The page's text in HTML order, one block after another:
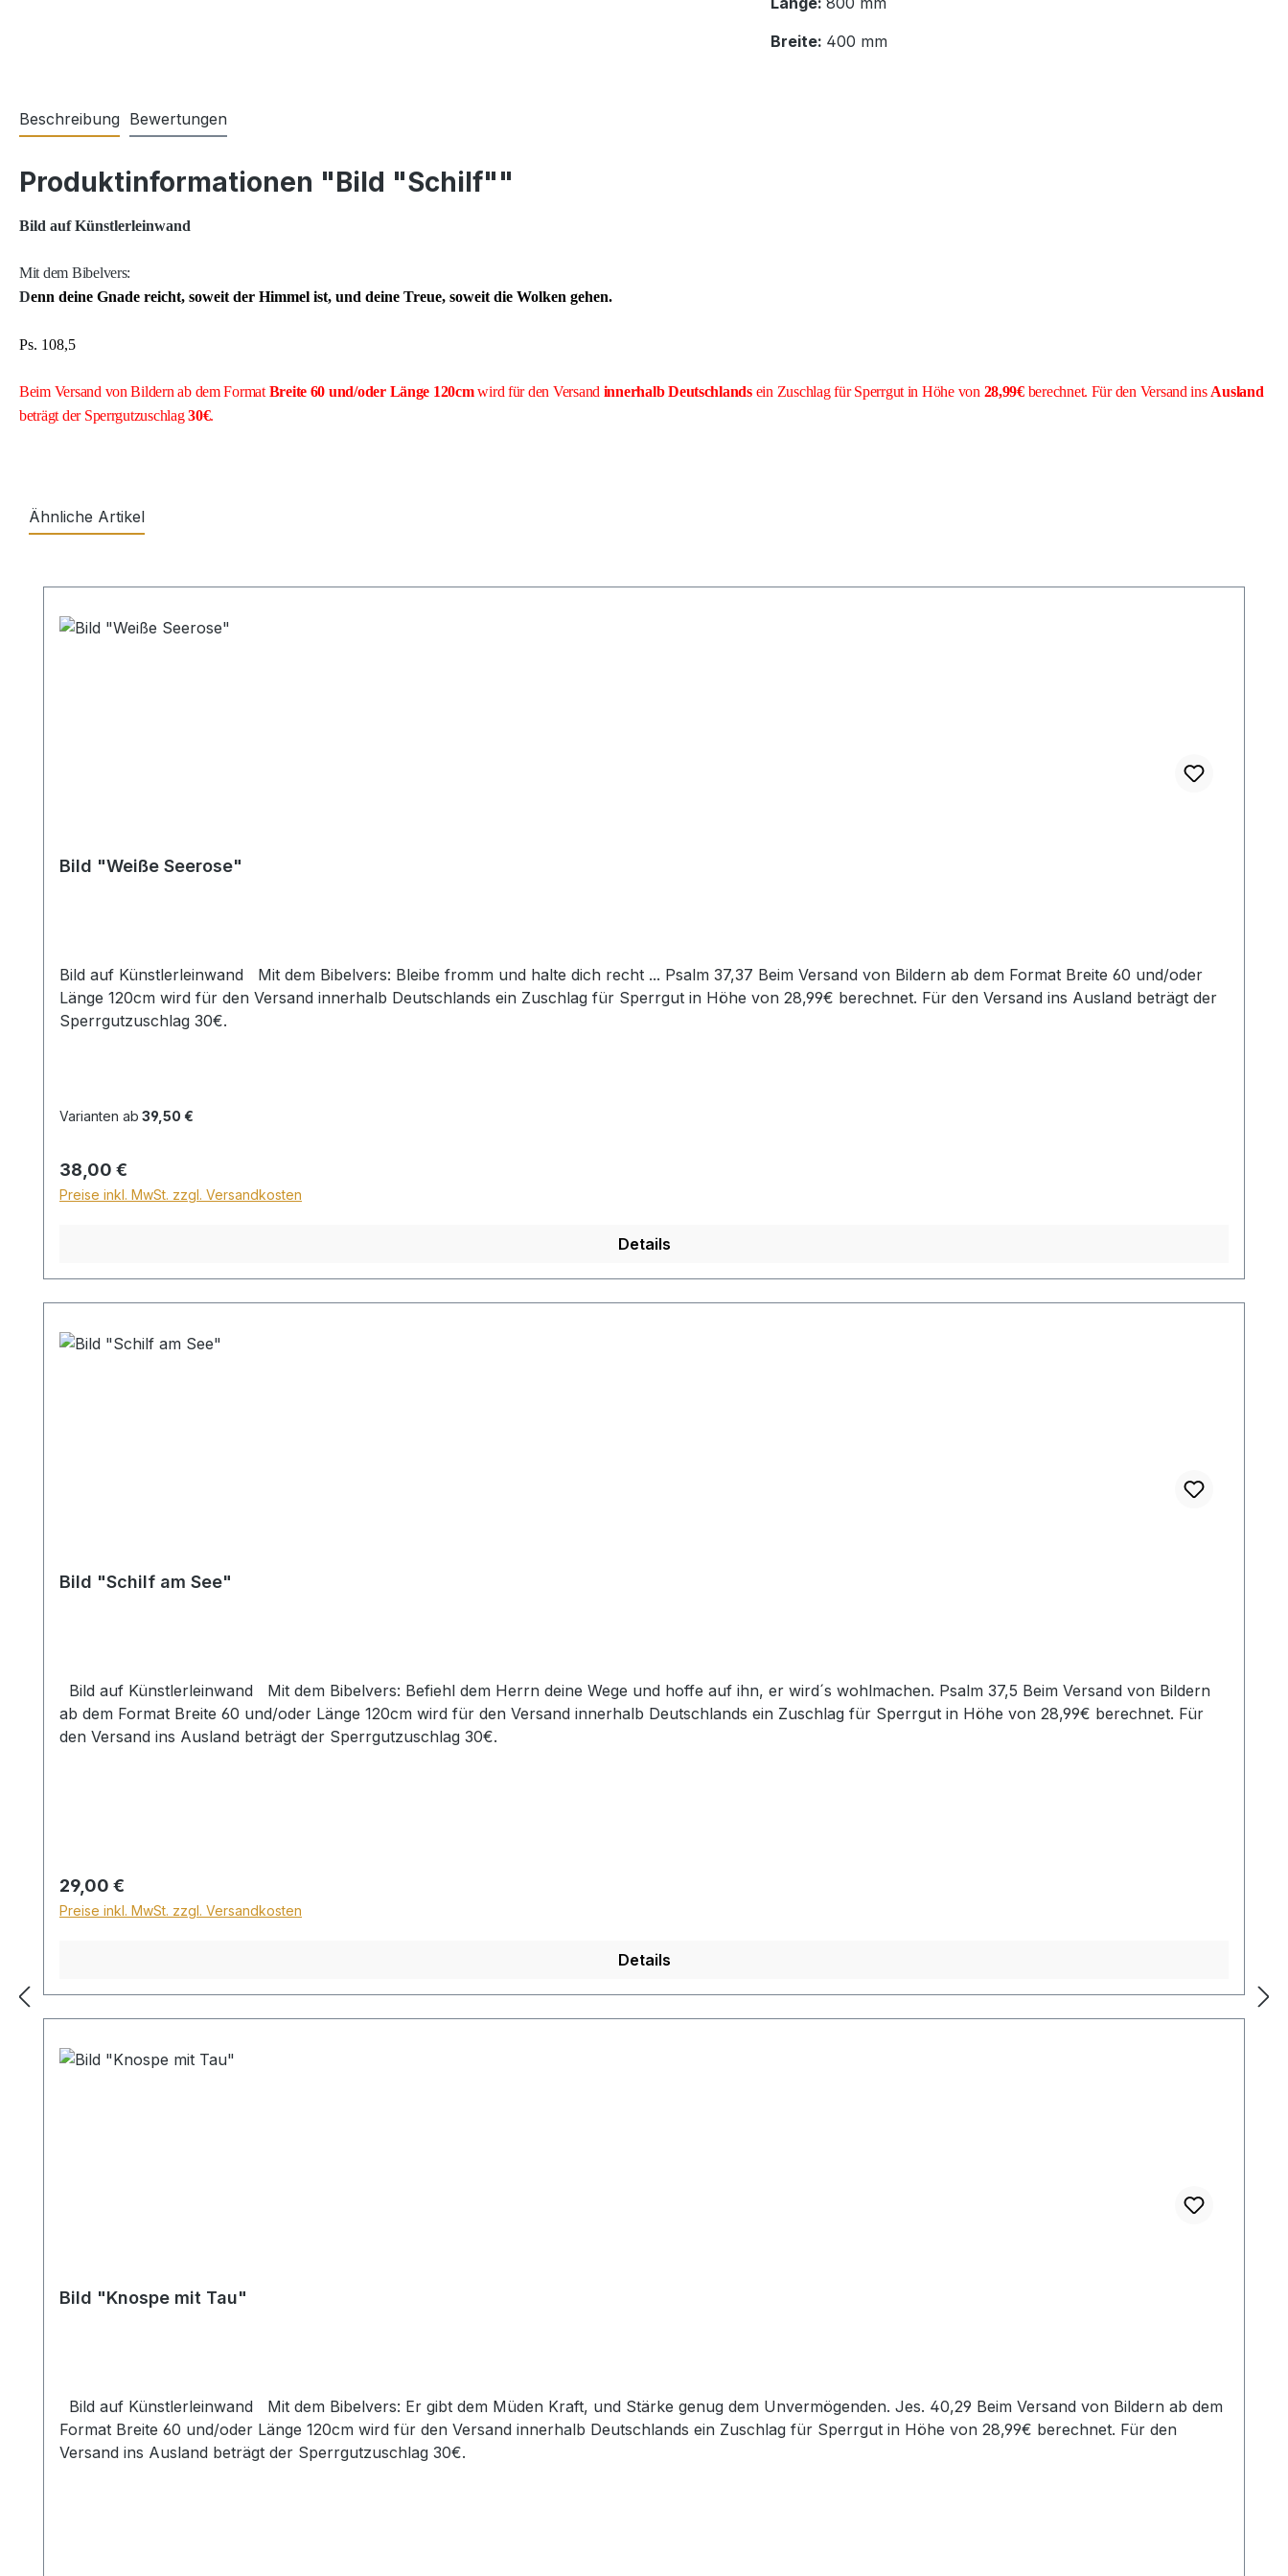
Breite: 400 mm
Beschreibung Bewertungen
Produktinformationen "Bild "Schilf""
Bild auf Künstlerleinwand
Mit dem Bibelvers:
Denn deine Gnade reicht, soweit der Himmel ist, und deine Treue, soweit die Wolken gehen.
Ps. 108,5
Beim Versand von Bildern ab dem Format Breite 60 und/oder Länge 120cmwird für den Versand innerhalb Deutschlandsein Zuschlag für Sperrgut in Höhe von 28,99€berechnet. Für den Versand ins Ausland
beträgt der Sperrgutzuschlag30€.
Ähnliche Artikel
Bild "Weiße Seerose"
Bild auf Künstlerleinwand Mit dem Bibelvers: Bleibe fromm und halte dich recht ... Psalm 37,37 Beim Versand von Bildern ab dem Format Breite 60 und/oder
Länge 120cm wird für den Versand innerhalb Deutschlands ein Zuschlag für Sperrgut in Höhe von 28,99€ berechnet. Für den Versand ins Ausland beträgt der
Sperrgutzuschlag 30€.
Varianten ab 39,50 €
Regulärer Preis:
38,00 €
Preise inkl. MwSt. zzgl. Versandkosten
Details
Bild "Schilf am See"
Bild auf Künstlerleinwand Mit dem Bibelvers: Befiehl dem Herrn deine Wege und hoffe auf ihn, er wird´s wohlmachen. Psalm 37,5 Beim Versand von Bildern
ab dem Format Breite 60 und/oder Länge 120cm wird für den Versand innerhalb Deutschlands ein Zuschlag für Sperrgut in Höhe von 28,99€ berechnet. Für
den Versand ins Ausland beträgt der Sperrgutzuschlag 30€.
Regulärer Preis:
29,00 €
Preise inkl. MwSt. zzgl. Versandkosten
Details
Bild "Knospe mit Tau"
Bild auf Künstlerleinwand Mit dem Bibelvers: Er gibt dem Müden Kraft, und Stärke genug dem Unvermögenden. Jes. 40,29 Beim Versand von Bildern ab dem
Format Breite 60 und/oder Länge 120cm wird für den Versand innerhalb Deutschlands ein Zuschlag für Sperrgut in Höhe von 28,99€ berechnet. Für den
Versand ins Ausland beträgt der Sperrgutzuschlag 30€.